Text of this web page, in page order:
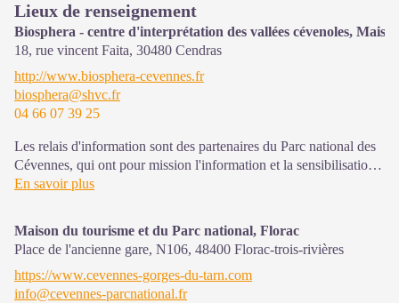
Lieux de renseignement
Biosphera - centre d'interprétation des vallées cévenoles,
18, rue vincent Faita, 30480 Cendras
http://www.biosphera-cevennes.fr
biosphera@shvc.fr
04 66 07 39 25
Les relais d'information sont des partenaires du Parc national des
Cévennes, qui ont pour mission l'information et la sensibilisation
sur l'offre de découverte et d'animation ainsi que les règles à
La visite s’effectue de manière autonome. Possibilité de prêt d'une
tablette numérique sur place pour compléter la visite.
En savoir plus
Maison du tourisme et du Parc national, Florac
Place de l'ancienne gare, N106, 48400 Florac-trois-rivières
https://www.cevennes-gorges-du-tarn.com
info@cevennes-parcnational.fr